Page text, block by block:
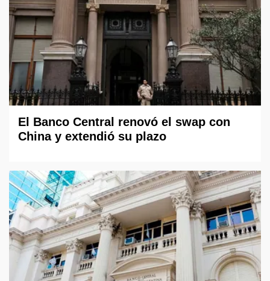
El Banco Central renovó el swap con
China y extendió su plazo